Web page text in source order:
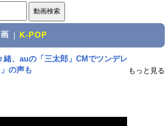
K-POP
緒、auの「三太郎」CMでツンデレ
の声も
もっと見る